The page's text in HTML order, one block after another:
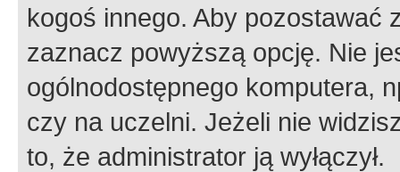
kogoś innego. Aby pozostawać
zaznacz powyższą opcję. Nie
ogólnodostępnego komputera,
czy na uczelni. Jeżeli nie
to, że administrator ją wyłączył.